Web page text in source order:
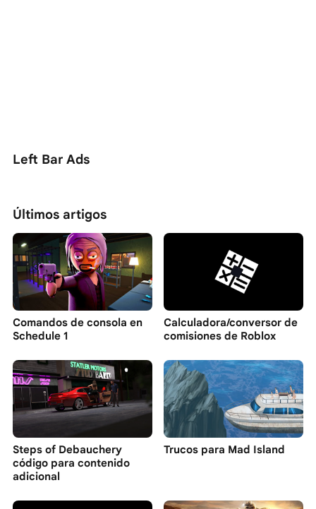
Left Bar Ads
Últimos artigos
Comandos de consola en
Schedule 1
Calculadora/conversor de
comisiones de Roblox
Steps of Debauchery
código para contenido
adicional
Trucos para Mad Island